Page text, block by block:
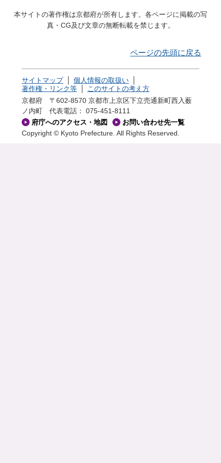
本サイトの著作権は京都府が所有します。各ページに掲載の写
真・CG及び文章の無断転載を禁じます。
ページの先頭に戻る
サイトマップ
個人情報の取扱い
著作権・リンク等
このサイトの考え方
京都府 〒602-8570 京都市上京区下立売通新町西入薮
ノ内町
代表電話： 075-451-8111
府庁へのアクセス・地図
お問い合わせ先一覧
Copyright © Kyoto Prefecture. All Rights Reserved.